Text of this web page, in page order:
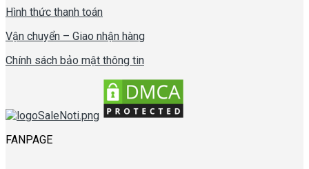
Hình thức thanh toán
Vận chuyển – Giao nhận hàng
Chính sách bảo mật thông tin
FANPAGE